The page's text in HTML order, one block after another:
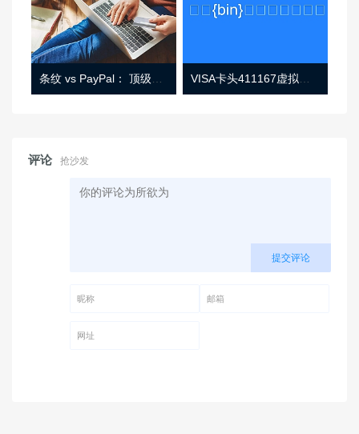
条纹 vs PayPal： 顶级功能， 定价 （和更多！ VISA卡头411167虚拟卡基础信息
评论 抢沙发
提交评论